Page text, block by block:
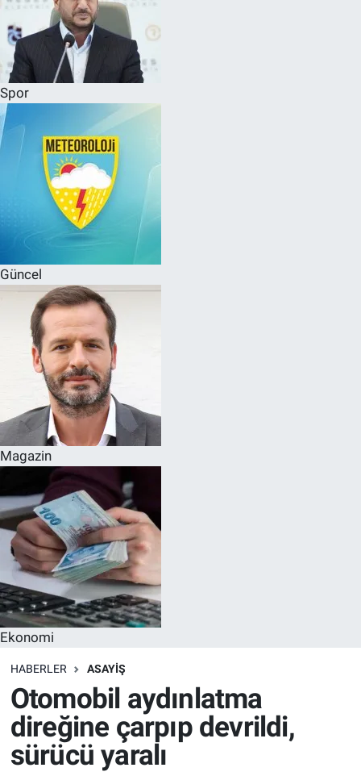
Spor
Güncel
Magazin
Ekonomi
HABERLER ASAYIŞ
Otomobil aydınlatma
direğine çarpıp devrildi,
sürücü yaralı